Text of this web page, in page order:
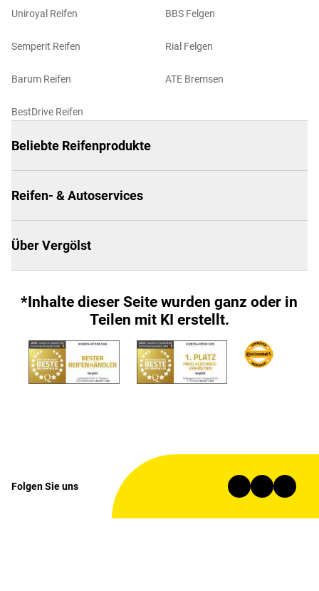
Uniroyal Reifen
Semperit Reifen
Barum Reifen
BestDrive Reifen
BBS Felgen
Rial Felgen
ATE Bremsen
Beliebte Reifenprodukte
Reifen- & Autoservices
Über Vergölst
*Inhalte dieser Seite wurden ganz oder in
Teilen mit KI erstellt.
Folgen Sie uns